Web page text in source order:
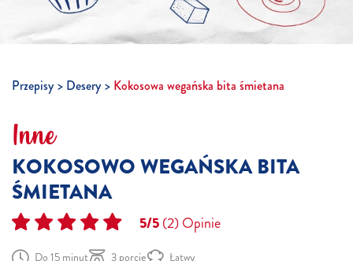
Przepisy Desery Kokosowa wegańska bita śmietana
Inne
KOKOSOWO WEGAŃSKA BITA
ŚMIETANA
5/5(2)Opinie
Do 15 minut 3 porcje Łatwy